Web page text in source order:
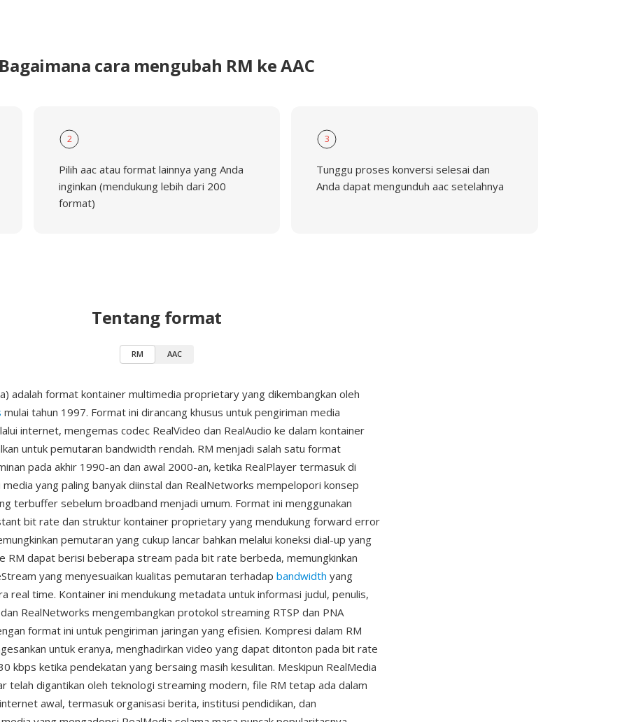
Bagaimana cara mengubah RM ke AAC
2
Pilih aac atau format lainnya yang Anda
inginkan (mendukung lebih dari 200
format)
3
Tunggu proses konversi selesai dan
Anda dapat mengunduh aac setelahnya
Tentang format
RM AAC
adalah format kontainer multimedia proprietary yang dikembangkan oleh
mulai tahun 1997. Format ini dirancang khusus untuk pengiriman media
internet, mengemas codec RealVideo dan RealAudio ke dalam kontainer
untuk pemutaran bandwidth rendah. RM menjadi salah satu format
pada akhir 1990-an dan awal 2000-an, ketika RealPlayer termasuk di
media yang paling banyak diinstal dan RealNetworks mempelopori konsep
terbuffer sebelum broadband menjadi umum. Format ini menggunakan
bit rate dan struktur kontainer proprietary yang mendukung forward error
pemutaran yang cukup lancar bahkan melalui koneksi dial-up yang
RM dapat berisi beberapa stream pada bit rate berbeda, memungkinkan
yang menyesuaikan kualitas pemutaran terhadap bandwidth yang
real time. Kontainer ini mendukung metadata untuk informasi judul, penulis,
RealNetworks mengembangkan protokol streaming RTSP dan PNA
format ini untuk pengiriman jaringan yang efisien. Kompresi dalam RM
untuk eranya, menghadirkan video yang dapat ditonton pada bit rate
kbps ketika pendekatan yang bersaing masih kesulitan. Meskipun RealMedia
telah digantikan oleh teknologi streaming modern, file RM tetap ada dalam
awal, termasuk organisasi berita, institusi pendidikan, dan